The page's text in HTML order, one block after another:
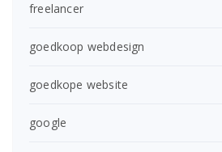
freelancer
goedkoop webdesign
goedkope website
google